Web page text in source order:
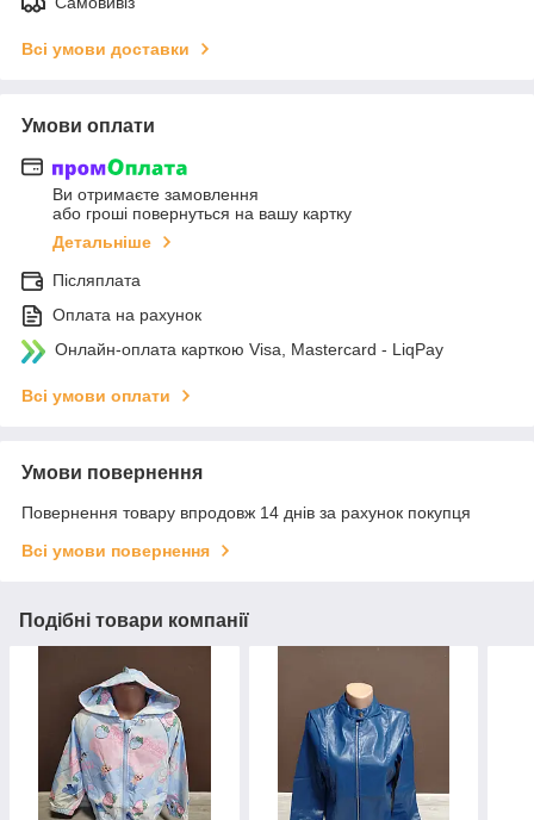
Всі умови доставки
Умови оплати
Ви отримаєте замовлення
або гроші повернуться на вашу картку
Детальніше
Післяплата
Оплата на рахунок
Онлайн-оплата карткою Visa, Mastercard - LiqPay
Всі умови оплати
Умови повернення
Повернення товару впродовж 14 днів за рахунок покупця
Всі умови повернення
Подібні товари компанії